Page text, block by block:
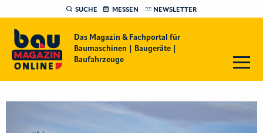
SUCHE MESSEN NEWSLETTER
Das Magazin & Fachportal für
Baumaschinen | Baugeräte |
Baufahrzeuge